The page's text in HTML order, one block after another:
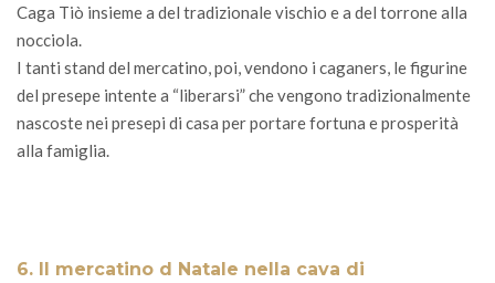
Caga Tiò insieme a del tradizionale vischio e a del torrone alla
nocciola.
I tanti stand del mercatino, poi, vendono i caganers, le figurine
del presepe intente a “liberarsi” che vengono tradizionalmente
nascoste nei presepi di casa per portare fortuna e prosperità
alla famiglia.
6. Il mercatino d Natale nella cava di